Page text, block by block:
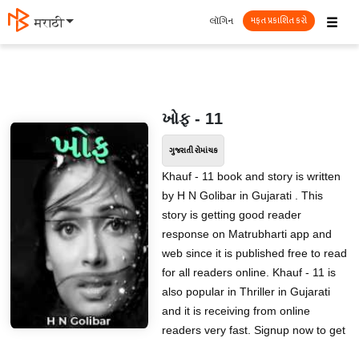
मराठी ☰
લૉગિન મફત પ્રકાશિત કરો
ખોફ - 11
ગુજરાતી રોમાંચક
Khauf - 11 book and story is written
by H N Golibar in Gujarati . This
story is getting good reader
response on Matrubharti app and
web since it is published free to read
for all readers online. Khauf - 11 is
also popular in Thriller in Gujarati
and it is receiving from online
readers very fast. Signup now to get